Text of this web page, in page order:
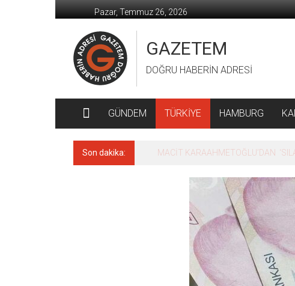
geç
Pazar, Temmuz 26, 2026
GAZETEM
DOĞRU HABERİN ADRESİ
GÜNDEM TÜRKİYE HAMBURG
Son dakika: MACİT KARAAHMETOĞLU’DAN